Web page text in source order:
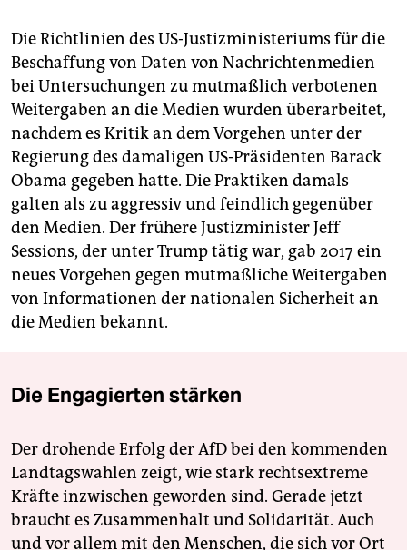
Die Richtlinien des US-Justizministeriums für die
Beschaffung von Daten von Nachrichtenmedien
bei Untersuchungen zu mutmaßlich verbotenen
Weitergaben an die Medien wurden überarbeitet,
nachdem es Kritik an dem Vorgehen unter der
Regierung des damaligen US-Präsidenten Barack
Obama gegeben hatte. Die Praktiken damals
galten als zu aggressiv und feindlich gegenüber
den Medien. Der frühere Justizminister Jeff
Sessions, der unter Trump tätig war, gab 2017 ein
neues Vorgehen gegen mutmaßliche Weitergaben
von Informationen der nationalen Sicherheit an
die Medien bekannt.
Die Engagierten stärken
Der drohende Erfolg der AfD bei den kommenden
Landtagswahlen zeigt, wie stark rechtsextreme
Kräfte inzwischen geworden sind. Gerade jetzt
braucht es Zusammenhalt und Solidarität. Auch
und vor allem mit den Menschen, die sich vor Ort